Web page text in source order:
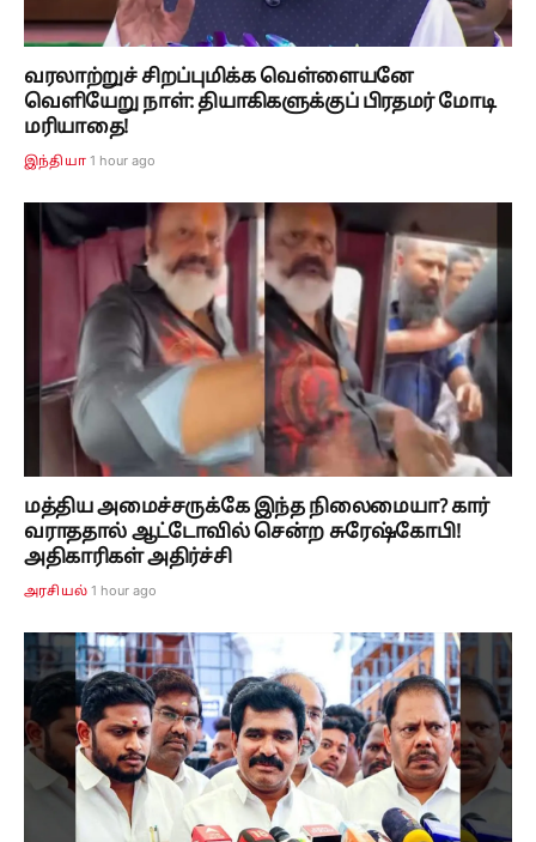
வரலாற்றுச் சிறப்புமிக்க வெள்ளையனே
வெளியேறு நாள்: தியாகிகளுக்குப் பிரதமர் மோடி
மரியாதை!
இந்தியா 1 hour ago
மத்திய அமைச்சருக்கே இந்த நிலைமையா? கார்
வராததால் ஆட்டோவில் சென்ற சுரேஷ்கோபி!
அதிகாரிகள் அதிர்ச்சி
அரசியல் 1 hour ago